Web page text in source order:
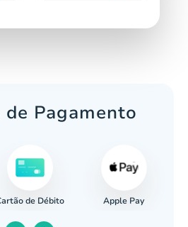
Pagamento
de Débito Apple Pay